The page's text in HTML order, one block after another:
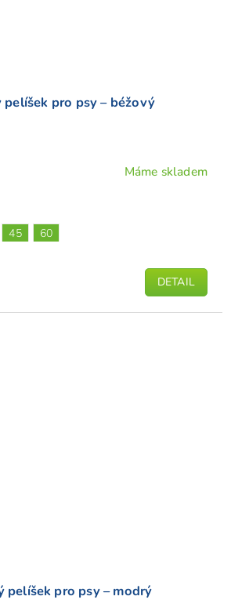
pelíšek pro psy – béžový
Máme skladem
DETAIL
45 60
pelíšek pro psy – modrý